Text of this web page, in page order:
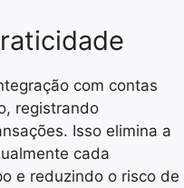
com contas
registrando
Isso elimina a
cada
e reduzindo o risco de